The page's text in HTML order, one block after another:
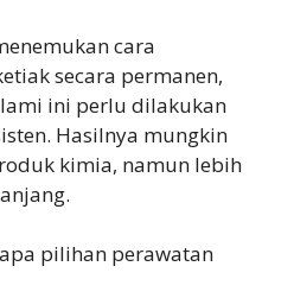
cara
secara permanen,
ini perlu dilakukan
Hasilnya mungkin
kimia, namun lebih
pilihan perawatan